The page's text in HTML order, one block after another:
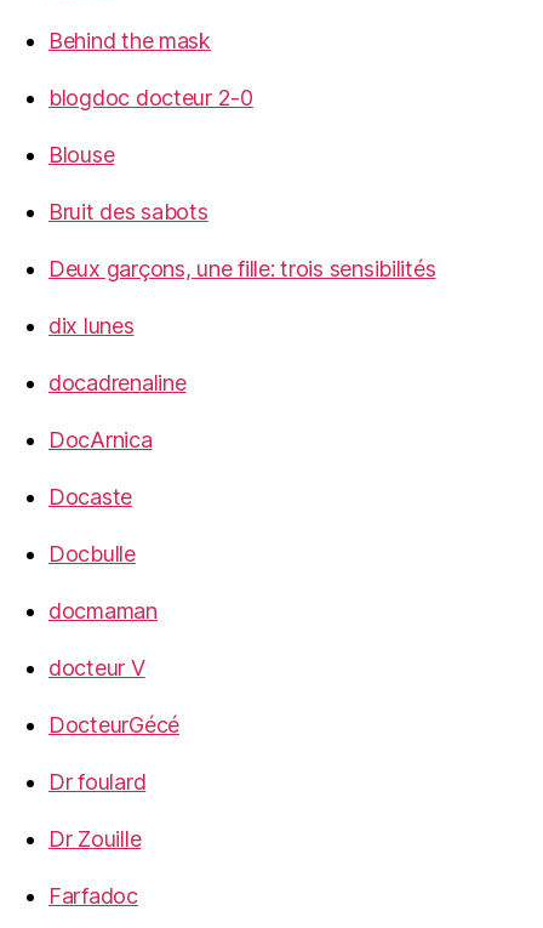
Behind the mask
blogdoc docteur 2-0
Blouse
Bruit des sabots
Deux garçons, une fille: trois sensibilités
dix lunes
docadrenaline
DocArnica
Docaste
Docbulle
docmaman
docteur V
DocteurGécé
Dr foulard
Dr Zouille
Farfadoc